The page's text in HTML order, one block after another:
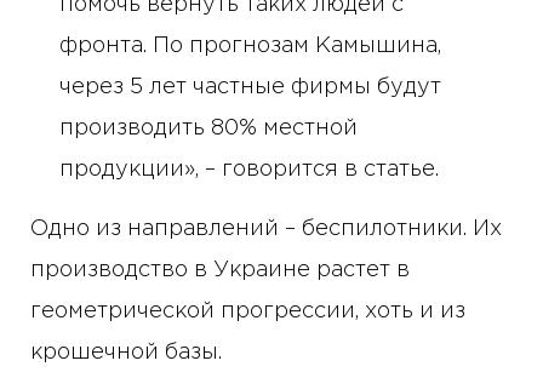
помочь вернуть таких людей с
фронта. По прогнозам Камышина,
через 5 лет частные фирмы будут
производить 80% местной
продукции», – говорится в статье.
Одно из направлений – беспилотники. Их
производство в Украине растет в
геометрической прогрессии, хоть и из
крошечной базы.